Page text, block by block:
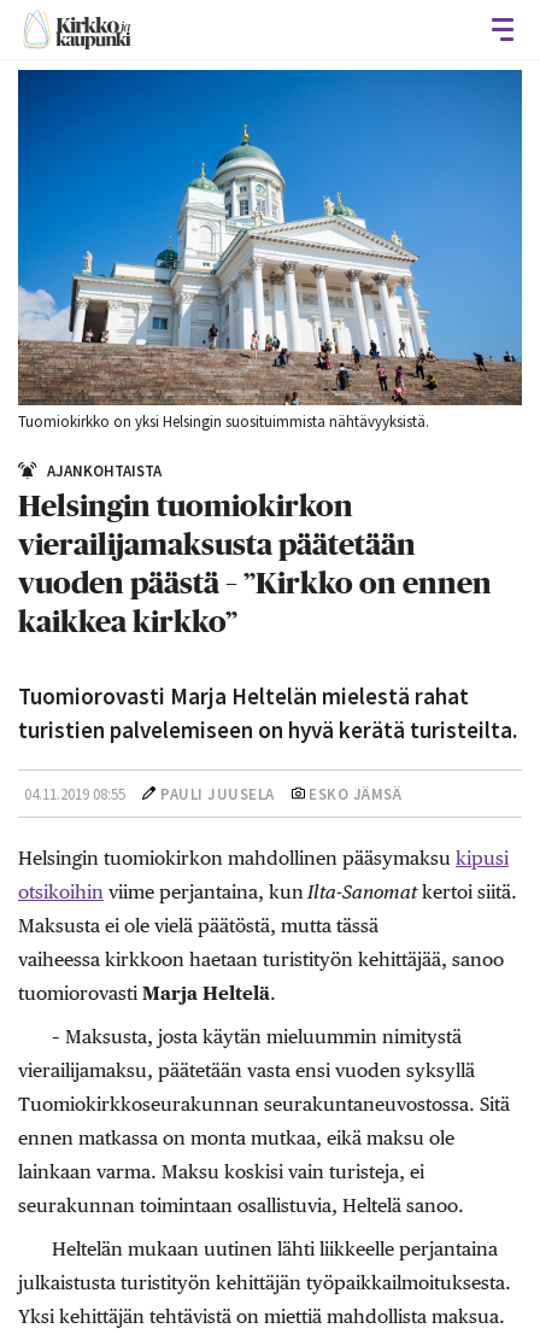
Tuomiokirkko on yksi Helsingin suosituimmista nähtävyyksistä.
AJANKOHTAISTA
Helsingin tuomiokirkon
vierailijamaksusta päätetään
vuoden päästä – ”Kirkko on ennen
kaikkea kirkko”
Tuomiorovasti Marja Heltelän mielestä rahat
turistien palvelemiseen on hyvä kerätä turisteilta.
04.11.2019 08:55 PAULI JUUSELA ESKO JÄMSÄ
Helsingin tuomiokirkon mahdollinen pääsymaksu kipusi
otsikoihin viime perjantaina, kun Ilta-Sanomatkertoi siitä.
Maksusta ei ole vielä päätöstä, mutta tässä
vaiheessa kirkkoon haetaan turistityön kehittäjää, sanoo
tuomiorovasti Marja Heltelä.
– Maksusta, josta käytän mieluummin nimitystä
vierailijamaksu, päätetään vasta ensi vuoden syksyllä
Tuomiokirkkoseurakunnan seurakuntaneuvostossa. Sitä
ennen matkassa on monta mutkaa, eikä maksu ole
lainkaan varma. Maksu koskisi vain turisteja, ei
seurakunnan toimintaan osallistuvia, Heltelä sanoo.
Heltelän mukaan uutinen lähti liikkeelle perjantaina
julkaistusta turistityön kehittäjän työpaikkailmoituksesta.
Yksi kehittäjän tehtävistä on miettiä mahdollista maksua.